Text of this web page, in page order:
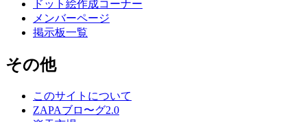
ドット絵作成コーナー
メンバーページ
掲示板一覧
その他
このサイトについて
ZAPAブロ〜グ2.0